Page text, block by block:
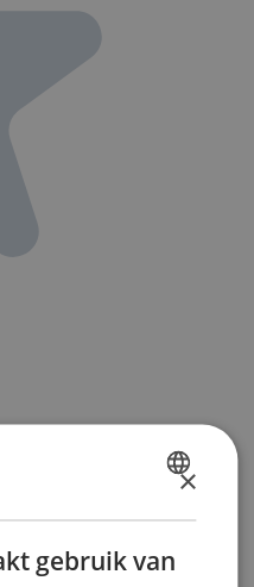
×
gebruik van